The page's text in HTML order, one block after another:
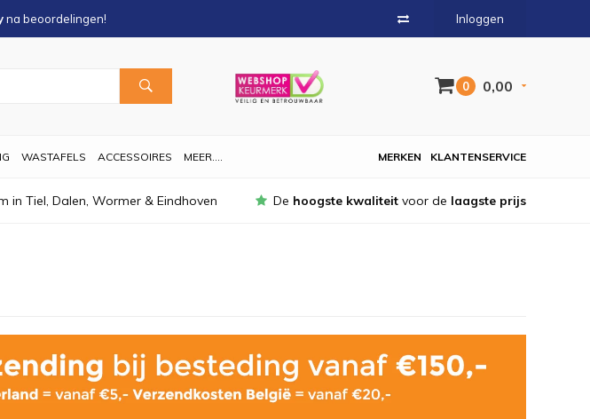
na beoordelingen! Inloggen
0 0,00
WASTAFELS ACCESSOIRES MEER.... KLANTENSERVICE
MERKEN
in Tiel, Dalen, Wormer & Eindhoven De hoogste kwaliteit voor de laagste prijs